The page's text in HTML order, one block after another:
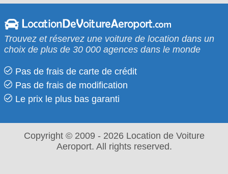
Trouvez et réservez une voiture de location dans un
choix de plus de 30 000 agences dans le monde
Pas de frais de carte de crédit
Pas de frais de modification
Le prix le​ plus bas garanti
Copyright © 2009 - 2026 Location de Voiture
Aeroport. All rights reserved.